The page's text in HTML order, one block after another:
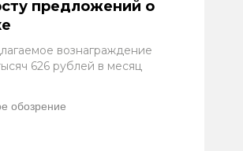
предложений о
вознаграждение
626 рублей в месяц
обозрение